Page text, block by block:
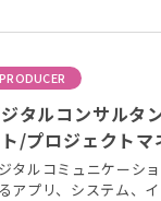
PRODUCER
タルコンサルタ
/プロジェクトマ
タルコミュニケーシ
アプリ、システム、